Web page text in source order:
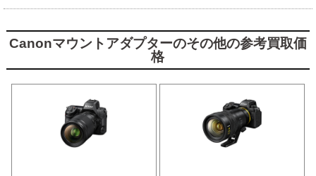
Canonマウントアダプターのその他の参考買取価
格